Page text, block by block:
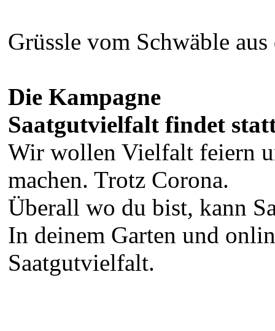
Grüssle vom Schwäble
Die Kampagne
Saatgutvielfalt findet
Wir wollen Vielfalt feiern
machen. Trotz Corona.
Überall wo du bist, kann
In deinem Garten und
Saatgutvielfalt.